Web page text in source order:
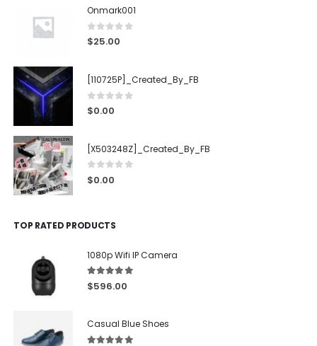
Onmark001
0out of 5
$25.00
[110725P]_Created_By_FB
0out of 5
$0.00
[X503248Z]_Created_By_FB
0 out of 5
$0.00
TOP RATED PRODUCTS
1080p Wifi IP Camera
5.00out of 5
$596.00
Casual Blue Shoes